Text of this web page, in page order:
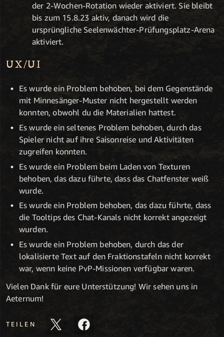
der 2-Wochen-Rotation wieder aktiviert. Sie bleibt
bis zum 15.8.23 aktiv, danach wird die
ursprüngliche Seelenwächter-Prüfungsplatz-Arena
aktiviert.
UX/UI
Es wurde ein Problem behoben, bei dem Gegenstände
mit Minnesänger-Muster nicht hergestellt werden
konnten, obwohl du die Materialien hattest.
Es wurde ein seltenes Problem behoben, durch das
Spieler nicht auf ihre Saisonreise und Aktivitäten
zugreifen konnten.
Es wurde ein Problem beim Laden von Texturen
behoben, das dazu führte, dass das Chatfenster weiß
wurde.
Es wurde ein Problem behoben, das dazu führte, dass
die Tooltips des Chat-Kanals nicht korrekt angezeigt
wurden.
Es wurde ein Problem behoben, durch das der
lokalisierte Text auf den Fraktionstafeln nicht korrekt
war, wenn keine PvP-Missionen verfügbar waren.
Vielen Dank für eure Unterstützung! Wir sehen uns in
Aeternum!
TEILEN